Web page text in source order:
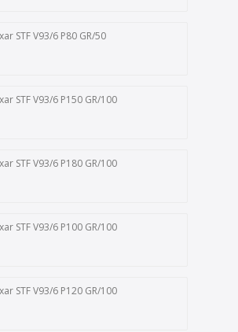
STF V93/6 P80 GR/50
STF V93/6 P150 GR/100
STF V93/6 P180 GR/100
STF V93/6 P100 GR/100
STF V93/6 P120 GR/100